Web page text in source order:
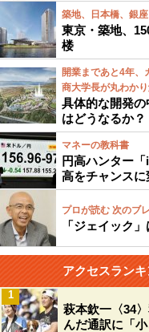
築地、日本橋、銀
東京・築地、
楼
開業まであと4年、
商大学長が丸わか
具体的な開発
はどうなるか？
マネーの教科書
円高ハンター
高をチャンス
プロが読む 次のブ
「ジェイック
アクセスラン
萩本欽一〈34
んだ通訳に「
1